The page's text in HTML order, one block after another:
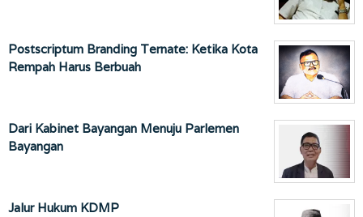
Postscriptum Branding Ternate: Ketika Kota
Rempah Harus Berbuah
Dari Kabinet Bayangan Menuju Parlemen
Bayangan
Jalur Hukum KDMP